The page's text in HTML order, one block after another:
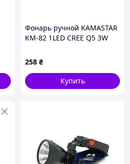
Фонарь ручной KAMASTAR
KM-82 1LED CREE Q5 3W
IP40 pelican
258 ₴
Купить